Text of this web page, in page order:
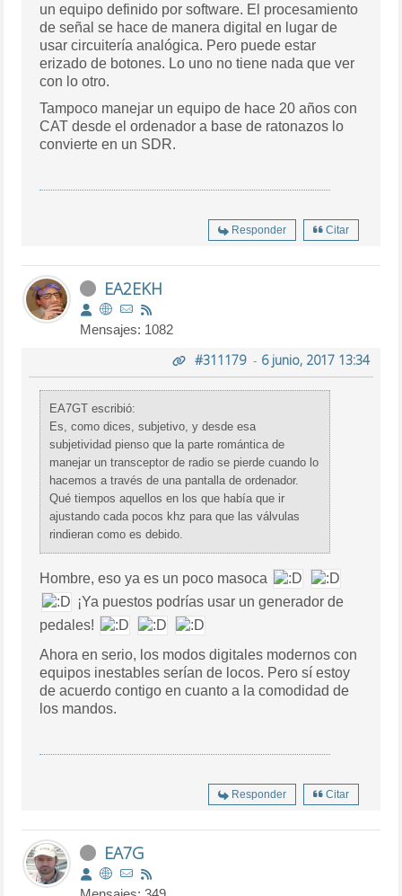
un equipo definido por software. El procesamiento
de señal se hace de manera digital en lugar de
usar circuitería analógica. Pero puede estar
erizado de botones. Lo uno no tiene nada que ver
con lo otro.
Tampoco manejar un equipo de hace 20 años con
CAT desde el ordenador a base de ratonazos lo
convierte en un SDR.
Responder Citar
EA2EKH
Mensajes: 1082
#311179- 6 junio, 2017 13:34
EA7GT escribió:
Es, como dices, subjetivo, y desde esa
subjetividad pienso que la parte romántica de
manejar un transceptor de radio se pierde cuando lo
hacemos a través de una pantalla de ordenador.
Qué tiempos aquellos en los que había que ir
ajustando cada pocos khz para que las válvulas
rindieran como es debido.
Hombre, eso ya es un poco masoca
¡Ya puestos podrías usar un generador de
pedales!
Ahora en serio, los modos digitales modernos con
equipos inestables serían de locos. Pero sí estoy
de acuerdo contigo en cuanto a la comodidad de
los mandos.
Responder Citar
EA7G